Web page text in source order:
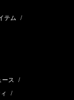
テム /
ス /
/